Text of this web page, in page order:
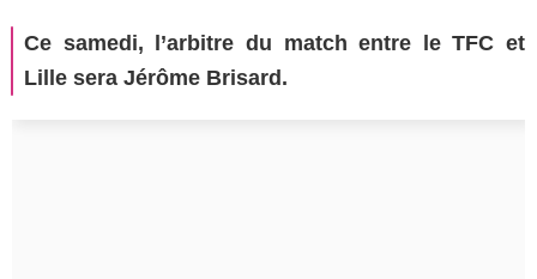
Ce samedi, l’arbitre du match entre le TFC et
Lille sera Jérôme Brisard.